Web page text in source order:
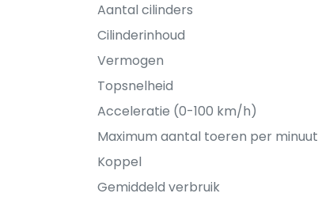
Aantal cilinders
Cilinderinhoud
Vermogen
Topsnelheid
Acceleratie (0-100 km/h)
Maximum aantal toeren per minuut
Koppel
Gemiddeld verbruik